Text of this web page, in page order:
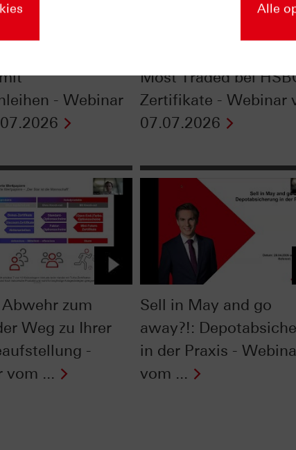
- Webinar
Most Traded bei
Zertifikate - Webinar
07.07.2026
zum
Weg zu Ihrer
-
vom ...
Sell in May and go
away?!:
in der Praxis -
vom ...
Alle